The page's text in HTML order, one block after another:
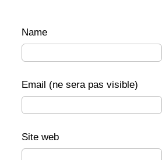
Name
Email (ne sera pas visible)
Site web